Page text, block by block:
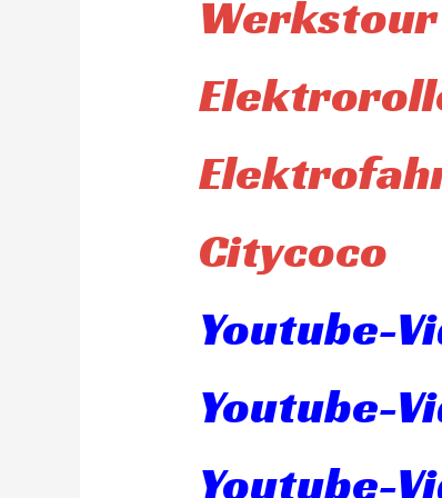
Werkstour
Citycoco
Youtube-
Youtube-
Youtube-